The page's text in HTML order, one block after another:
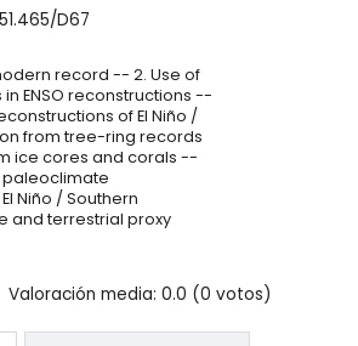
D67
record -- 2. Use of
ENSO reconstructions --
of El Niño /
from tree-ring records
ice cores and corals --
paleoclimate
Niño / Southern
and terrestrial proxy
Valoración media: 0.0 (0 votos)